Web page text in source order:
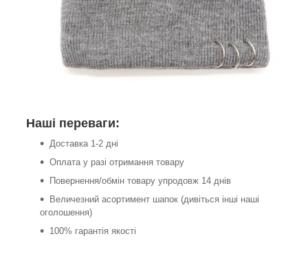
Наші переваги:
Доставка 1-2 дні
Оплата у разі отримання товару
Повернення/обмін товару упродовж 14 днів
Величезний асортимент шапок (дивіться інші наші
оголошення)
100% гарантія якості